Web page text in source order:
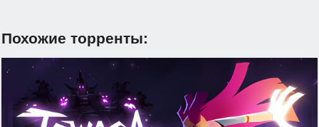
Похожие торренты: